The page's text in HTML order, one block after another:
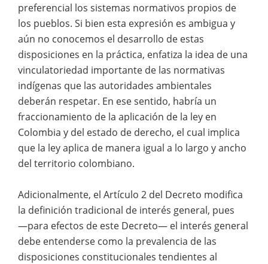
preferencial los sistemas normativos propios de
los pueblos. Si bien esta expresión es ambigua y
aún no conocemos el desarrollo de estas
disposiciones en la práctica, enfatiza la idea de una
vinculatoriedad importante de las normativas
indígenas que las autoridades ambientales
deberán respetar. En ese sentido, habría un
fraccionamiento de la aplicación de la ley en
Colombia y del estado de derecho, el cual implica
que la ley aplica de manera igual a lo largo y ancho
del territorio colombiano.
Adicionalmente, el Artículo 2 del Decreto modifica
la definición tradicional de interés general, pues
―para efectos de este Decreto― el interés general
debe entenderse como la prevalencia de las
disposiciones constitucionales tendientes al